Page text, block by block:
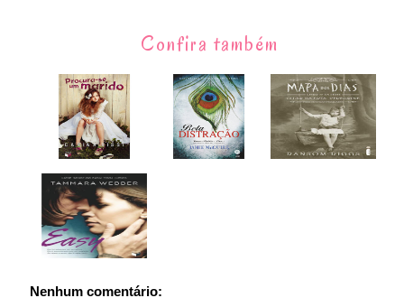
Confira também
Nenhum comentário: